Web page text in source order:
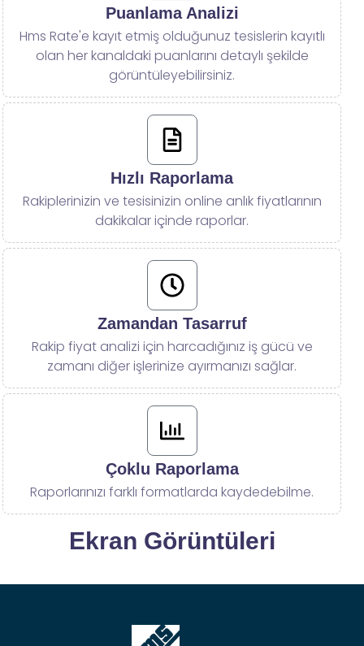
Puanlama Analizi
Hms Rate'e kayıt etmiş olduğunuz tesislerin kayıtlı
olan her kanaldaki puanlarını detaylı şekilde
görüntüleyebilirsiniz.
Hızlı Raporlama
Rakiplerinizin ve tesisinizin online anlık fiyatlarının
dakikalar içinde raporlar.
Zamandan Tasarruf
Rakip fiyat analizi için harcadığınız iş gücü ve
zamanı diğer işlerinize ayırmanızı sağlar.
Çoklu Raporlama
Raporlarınızı farklı formatlarda kaydedebilme.
Ekran Görüntüleri